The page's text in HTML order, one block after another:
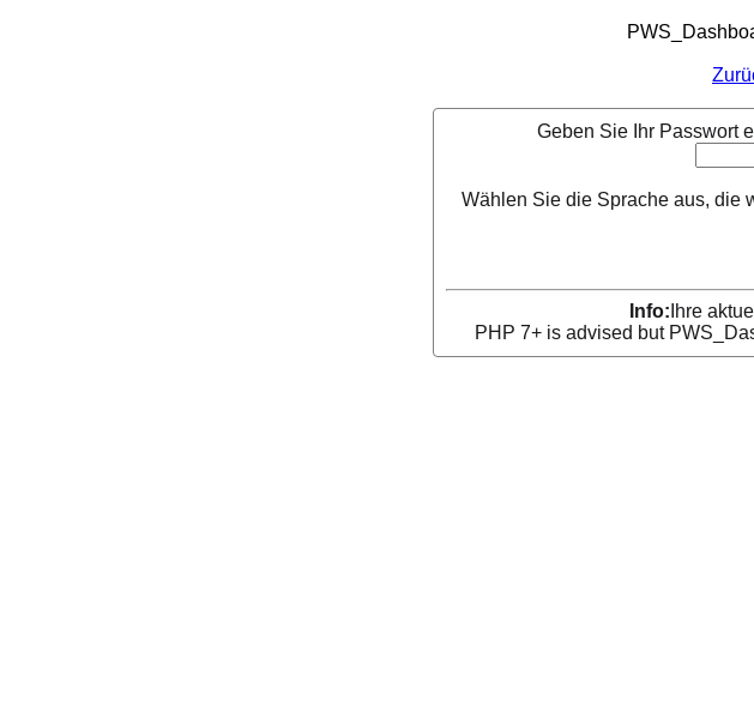
Geben Sie Ihr Passwort
Wählen Sie die Sprache aus, die
Info: Ihre
PHP 7+ is advised but